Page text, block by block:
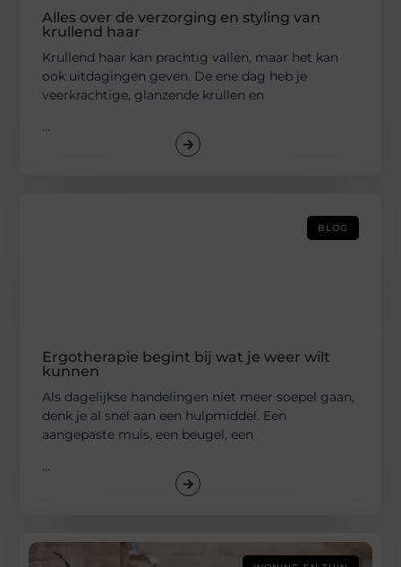
Alles over de verzorging en styling van
krullend haar
Krullend haar kan prachtig vallen, maar het kan
ook uitdagingen geven. De ene dag heb je
veerkrachtige, glanzende krullen en
...
BLOG
Ergotherapie begint bij wat je weer wilt
kunnen
Als dagelijkse handelingen niet meer soepel gaan,
denk je al snel aan een hulpmiddel. Een
aangepaste muis, een beugel, een
...